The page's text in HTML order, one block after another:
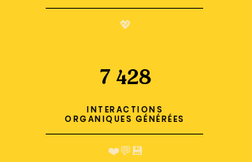
💖
7 428
INTERACTIONS
ORGANIQUES GÉNÉRÉES
❤️💬💾